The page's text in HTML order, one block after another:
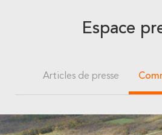
Espace
Articles de presse